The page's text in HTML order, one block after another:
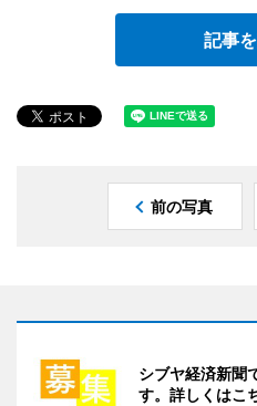
記事
前の写真
シブヤ経済新聞
す。詳しくはこ